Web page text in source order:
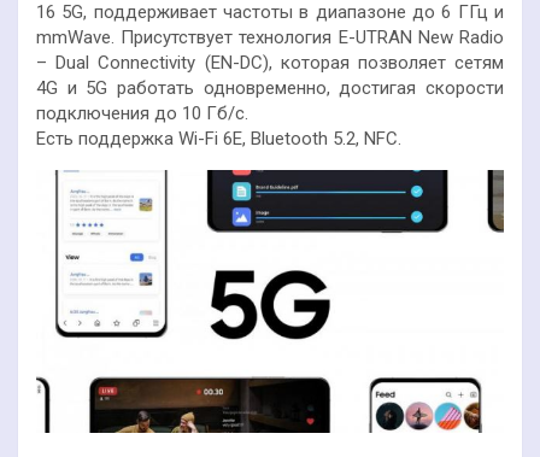
16 5G, поддерживает частоты в диапазоне до 6 ГГц и
mmWave. Присутствует технология E-UTRAN New Radio
– Dual Connectivity (EN-DC), которая позволяет сетям
4G и 5G работать одновременно, достигая скорости
подключения до 10 Гб/с.
Есть поддержка Wi-Fi 6E, Bluetooth 5.2, NFC.